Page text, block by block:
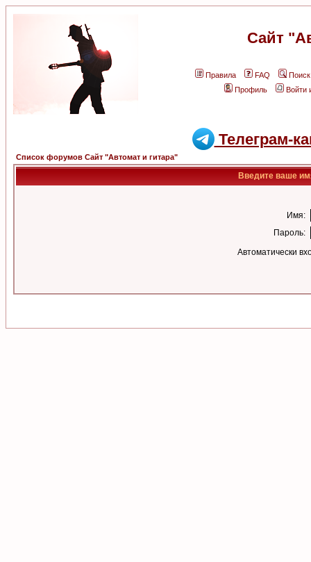
Сайт
Правила FAQ
Поиск
Профиль
Войти
Телеграм-
Список форумов Сайт "Автомат и гитара"
Введите ваше
Имя:
Пароль:
Автоматически